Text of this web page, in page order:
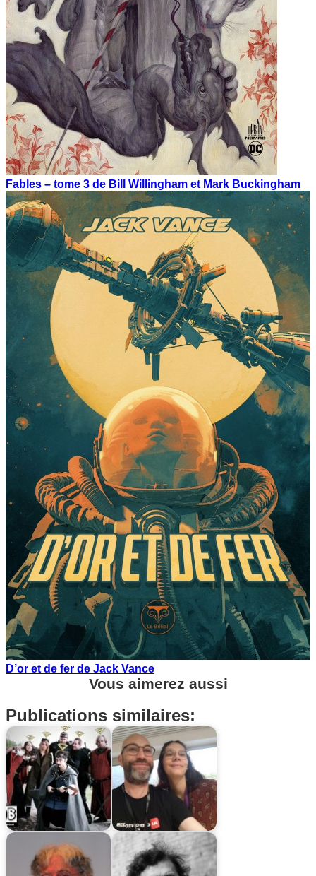
Fables – tome 3 de Bill Willingham et Mark Buckingham
D’or et de fer de Jack Vance
Vous aimerez aussi
Publications similaires: